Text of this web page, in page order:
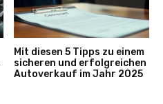
Mit diesen 5 Tipps zu einem
sicheren und erfolgreichen
Autoverkauf im Jahr 2025